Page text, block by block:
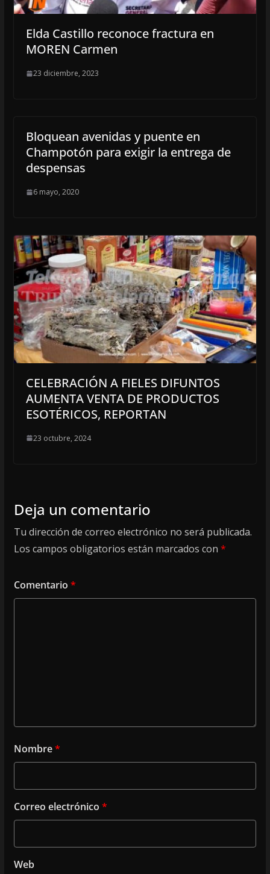
Elda Castillo reconoce fractura en
MOREN Carmen
23 diciembre, 2023
Bloquean avenidas y puente en
Champotón para exigir la entrega de
despensas
6 mayo, 2020
CELEBRACIÓN A FIELES DIFUNTOS
AUMENTA VENTA DE PRODUCTOS
ESOTÉRICOS, REPORTAN
23 octubre, 2024
Deja un comentario
Tu dirección de correo electrónico no será publicada.
Los campos obligatorios están marcados con *
Comentario *
Nombre*
Correo electrónico *
Web